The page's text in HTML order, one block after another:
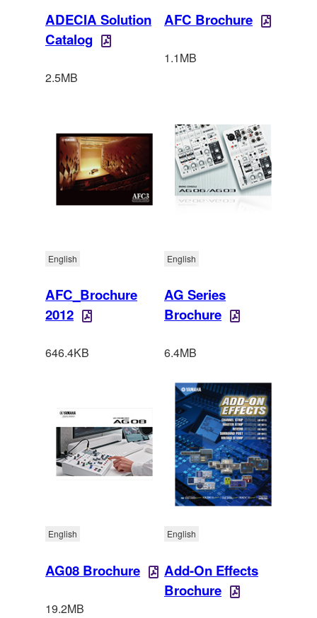
ADECIA Solution
Catalog
2.5MB
AFC Brochure
1.1MB
AFC_Brochure
2012
English
646.4KB
AG Series
Brochure
English
6.4MB
AG08 Brochure
English
19.2MB
Add-On Effects
Brochure
English